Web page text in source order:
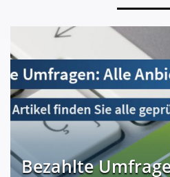
Bezahlte